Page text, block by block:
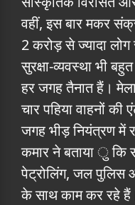
वहीं, इस बार मकर
2 करोड़ से ज्यादा
सुरक्षा-व्यवस्था भी
हर जगह तैनात हैं।
चार पहिया वाहनों
जगह भीड़ नियंत्रण में
कमार ने बताया ु कि
पेट्रोलिंग, जल पुलिस
के साथ काम कर रहे